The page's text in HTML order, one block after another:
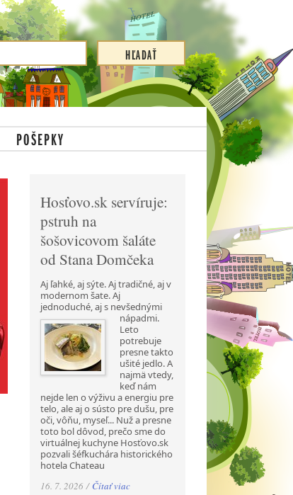
POŠEPKY
Hosťovo.sk servíruje:
pstruh na
šošovicovom šaláte
od Stana Domčeka
Aj ľahké, aj sýte. Aj tradičné, aj v
modernom šate. Aj
jednoduché, aj s nevšednými
nápadmi.
Leto
potrebuje
presne takto
ušité jedlo. A
najmä vtedy,
keď nám
nejde len o výživu a energiu pre
telo, ale aj o sústo pre dušu, pre
oči, vôňu, myseľ... Nuž a presne
toto bol dôvod, prečo sme do
virtuálnej kuchyne Hosťovo.sk
pozvali šéfkuchára historického
hotela Chateau
16. 7. 2026 / Čítať viac